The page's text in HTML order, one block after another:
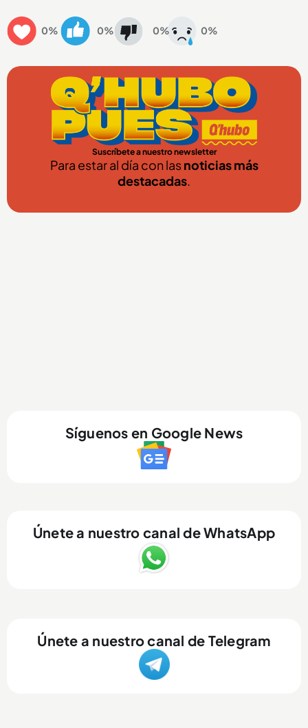
0% 0% 0% 0%
Suscríbete a nuestro newsletter
Para estar al día con lasnoticias más
destacadas.
Síguenos en Google News
Únete a nuestro canal de WhatsApp
Únete a nuestro canal de Telegram